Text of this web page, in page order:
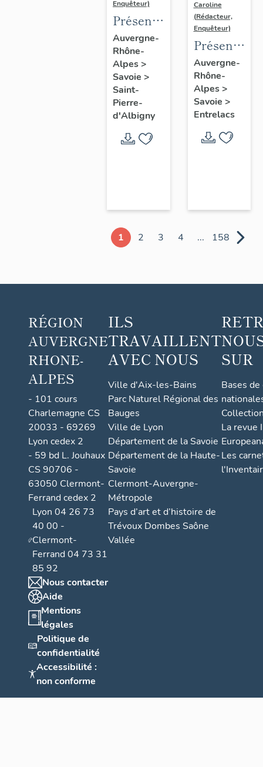
Enquêteur)
Présentation
de la
commune
de Saint-
Pierre-
d'Albigny
Auvergne-
Rhône-
Alpes>
Savoie >
Saint-
Pierre-
d'Albigny
Caroline
(Rédacteur,
Enquêteur)
de la
commune
d'Épersy
Auvergne-
Rhône-
Alpes>
Savoie >
Entrelacs
1 2 3 4 ... 158
RÉGION
AUVERGNE
RHONE-
ALPES
- 101 cours
Charlemagne CS
20033 - 69269
Lyon cedex 2
- 59 bd L. Jouhaux
CS 90706 -
63050 Clermont-
Ferrand cedex 2
Lyon 04 26 73
40 00 -
Clermont-
Ferrand 04 73 31
85 92
Nous contacter
Aide
Mentions
légales
Politique de
confidentialité
Accessibilité :
non conforme
ILS
TRAVAILLENT
AVEC NOUS
Ville d'Aix-les-Bains
Parc Naturel Régional des
Bauges
Ville de Lyon
Département de la Savoie
Département de la Haute-
Savoie
Clermont-Auvergne-
Métropole
Pays d’art et d’histoire de
Trévoux Dombes Saône
Vallée
SUR
Bases
La revue
Les